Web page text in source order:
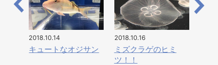
2018.10.14
キュートなオジサン
2018.10.16
ミズクラゲのヒミ
ツ！！